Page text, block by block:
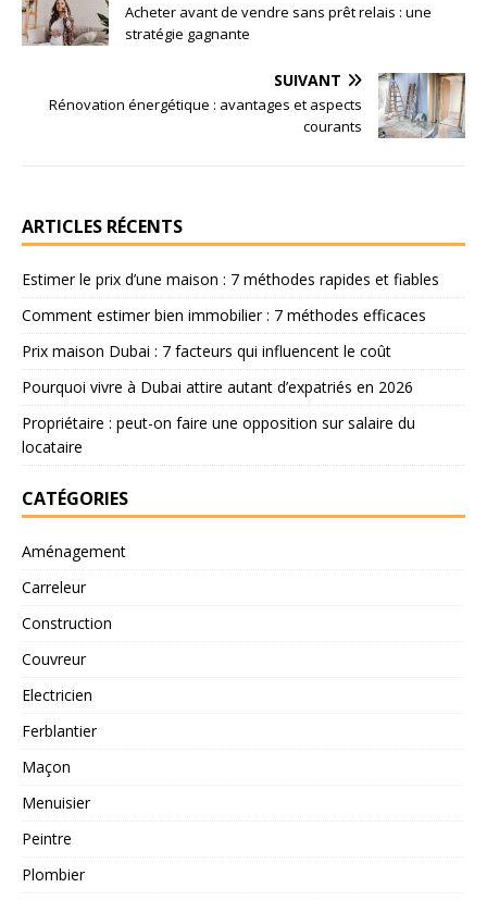
Acheter avant de vendre sans prêt relais : une
stratégie gagnante
SUIVANT
Rénovation énergétique : avantages et aspects
courants
ARTICLES RÉCENTS
Estimer le prix d’une maison : 7 méthodes rapides et fiables
Comment estimer bien immobilier : 7 méthodes efficaces
Prix maison Dubai : 7 facteurs qui influencent le coût
Pourquoi vivre à Dubai attire autant d’expatriés en 2026
Propriétaire : peut-on faire une opposition sur salaire du
locataire
CATÉGORIES
Aménagement
Carreleur
Construction
Couvreur
Electricien
Ferblantier
Maçon
Menuisier
Peintre
Plombier